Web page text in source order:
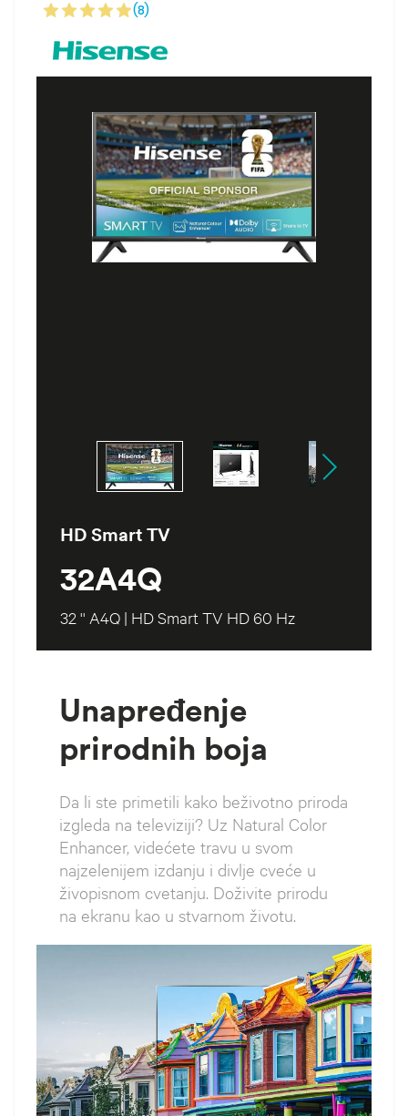
(8)
HD Smart TV
32A4Q
32 '' A4Q | HD Smart TV HD 60 Hz
Unapređenje
prirodnih boja
Da li ste primetili kako beživotno priroda
izgleda na televiziji? Uz Natural Color
Enhancer, videćete travu u svom
najzelenijem izdanju i divlje cveće u
živopisnom cvetanju. Doživite prirodu
na ekranu kao u stvarnom životu.